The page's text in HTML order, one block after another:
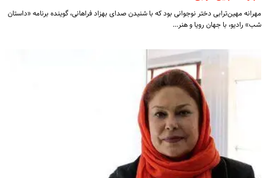
مهرانه مهین‌ترابی دختر نوجوانی بود که با شنیدن صدای بهزاد فراهانی، گوینده برنامه «داستان
شب» رادیو، با جهان رویا و هنر…